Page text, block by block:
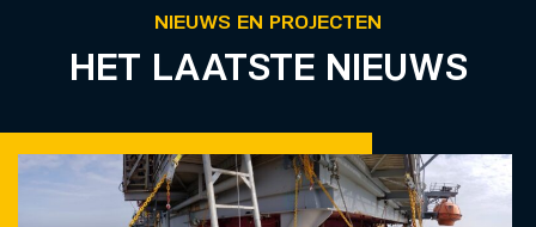
NIEUWS EN PROJECTEN
HET LAATSTE NIEUWS